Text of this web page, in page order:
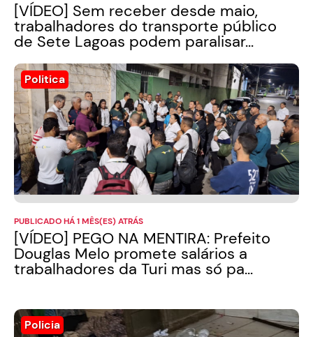
[VÍDEO] Sem receber desde maio,
trabalhadores do transporte público
de Sete Lagoas podem paralisar...
Politica
PUBLICADO HÁ 1 MÊS(ES) ATRÁS
[VÍDEO] PEGO NA MENTIRA: Prefeito
Douglas Melo promete salários a
trabalhadores da Turi mas só pa...
Policia